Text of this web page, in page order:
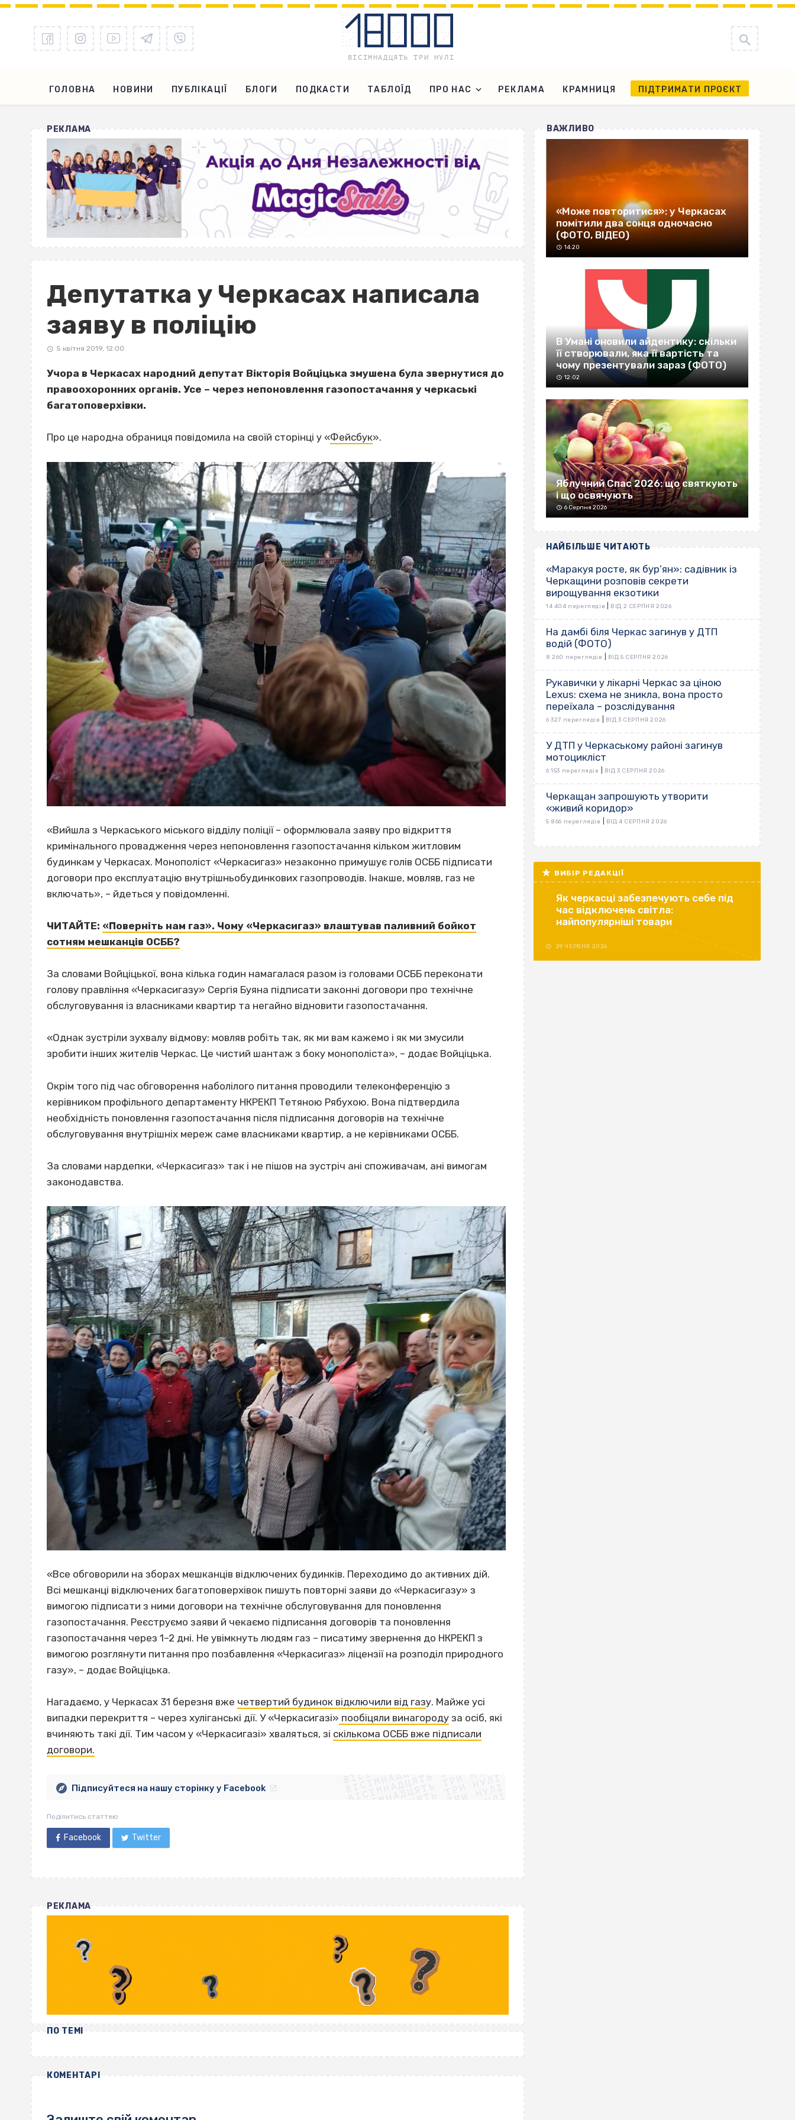
ГОЛОВНА НОВИНИ ПУБЛІКАЦІЇ БЛОГИ ПОДКАСТИ ТАБЛОЇД ПРО НАС РЕКЛАМА КРАМНИЦЯ ПІДТРИМАТИ ПРОЄКТ
РЕКЛАМА
Депутатка у Черкасах написала
заяву в поліцію
5 квітня 2019, 12:00
Учора в Черкасах народний депутат Вікторія Войціцька змушена була звернутися до
правоохоронних органів. Усе – через непоновлення газопостачання у черкаські
багатоповерхівки.
Про це народна обраниця повідомила на своїй сторінці у «Фейсбук».
«Вийшла з Черкаського міського відділу поліції – оформлювала заяву про відкриття
кримінального провадження через непоновлення газопостачання кільком житловим
будинкам у Черкасах. Монополіст «Черкасигаз» незаконно примушує голів ОСББ підписати
договори про експлуатацію внутрішньобудинкових газопроводів. Інакше, мовляв, газ не
включать», – йдеться у повідомленні.
ЧИТАЙТЕ: «Поверніть нам газ». Чому «Черкасигаз» влаштував паливний бойкот
сотням мешканців ОСББ?
За словами Войціцької, вона кілька годин намагалася разом із головами ОСББ переконати
голову правління «Черкасигазу» Сергія Буяна підписати законні договори про технічне
обслуговування із власниками квартир та негайно відновити газопостачання.
«Однак зустріли зухвалу відмову: мовляв робіть так, як ми вам кажемо і як ми змусили
зробити інших жителів Черкас. Це чистий шантаж з боку монополіста», – додає Войціцька.
Окрім того під час обговорення наболілого питання проводили телеконференцію з
керівником профільного департаменту НКРЕКП Тетяною Рябухою. Вона підтвердила
необхідність поновлення газопостачання після підписання договорів на технічне
обслуговування внутрішніх мереж саме власниками квартир, а не керівниками ОСББ.
За словами нардепки, «Черкасигаз» так і не пішов на зустріч ані споживачам, ані вимогам
законодавства.
«Все обговорили на зборах мешканців відключених будинків. Переходимо до активних дій.
Всі мешканці відключених багатоповерхівок пишуть повторні заяви до «Черкасигазу» з
вимогою підписати з ними договори на технічне обслуговування для поновлення
газопостачання. Реєструємо заяви й чекаємо підписання договорів та поновлення
газопостачання через 1–2 дні. Не увімкнуть людям газ – писатиму звернення до НКРЕКП з
вимогою розглянути питання про позбавлення «Черкасигаз» ліцензії на розподіл природного
газу», – додає Войціцька.
Нагадаємо, у Черкасах 31 березня вже четвертий будинок відключили від газу. Майже усі
випадки перекриття – через хуліганські дії. У «Черкасигазі» пообіцяли винагороду за осіб, які
вчиняють такі дії. Тим часом у «Черкасигазі» хваляться, зі скількома ОСББ вже підписали
договори.
ВІСІМНАДЦЯТЬ ТРИ НУЛІ
ВІСІМНАДЦЯТЬ ТРИ НУЛІ
ВІСІМНАДЦЯТЬ ТРИ НУЛІ
ВІСІМНАДЦЯТЬ ТРИ НУЛІ
ВІСІМНАДЦЯТЬ ТРИ НУЛІ
ВІСІМНАДЦЯТЬ ТРИ НУЛІ
ВІСІМНАДЦЯТЬ ТРИ НУЛІ
Підписуйтеся на нашу сторінку у Facebook
Поділитись статтею
Facebook Twitter
РЕКЛАМА
ПО ТЕМІ
КОМЕНТАРІ
ВАЖЛИВО
«Може повторитися»: у Черкасах
помітили два сонця одночасно
(ФОТО, ВІДЕО)
14:20
В Умані оновили айдентику: скільки
її створювали, яка її вартість та
чому презентували зараз (ФОТО)
12:02
Яблучний Спас 2026: що святкують
і що освячують
6 Серпня 2026
НАЙБІЛЬШЕ ЧИТАЮТЬ
«Маракуя росте, як бур’ян»: садівник із
Черкащини розповів секрети
вирощування екзотики
14 404 переглядів ВІД 2 СЕРПНЯ 2026
На дамбі біля Черкас загинув у ДТП
водій (ФОТО)
8 260 переглядів ВІД 5 СЕРПНЯ 2026
Рукавички у лікарні Черкас за ціною
Lexus: схема не зникла, вона просто
переїхала – розслідування
6 327 переглядів ВІД 3 СЕРПНЯ 2026
У ДТП у Черкаському районі загинув
мотоцикліст
6 153 переглядів ВІД 3 СЕРПНЯ 2026
Черкащан запрошують утворити
«живий коридор»
5 866 переглядів ВІД 4 СЕРПНЯ 2026
ВИБІР РЕДАКЦІЇ
Як черкасці забезпечують себе під
час відключень світла:
найпопулярніші товари
29 ЧЕРВНЯ 2026